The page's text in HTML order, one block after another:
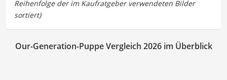
Our-Generation-Puppe Vergleich 2026 im Überblick